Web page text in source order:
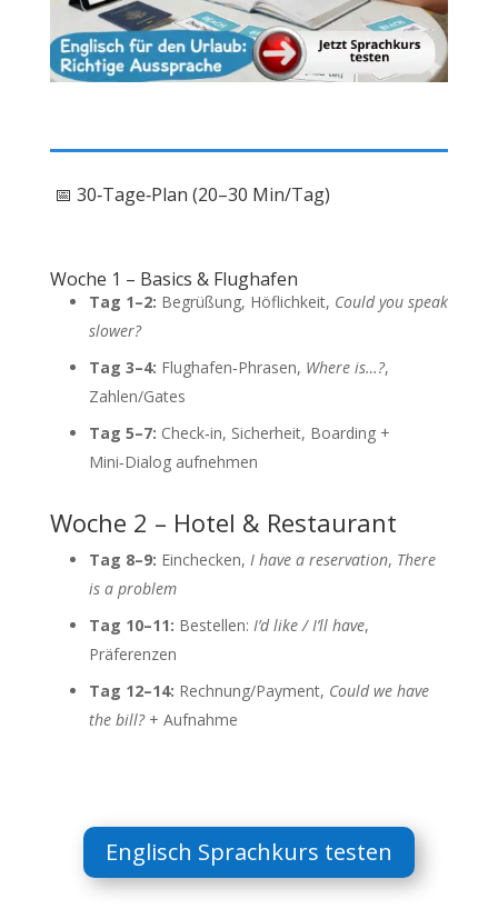
📅 30‑Tage‑Plan (20–30 Min/Tag)
Woche 1 – Basics & Flughafen
Tag 1–2: Begrüßung, Höflichkeit, Could you speak
slower?
Tag 3–4: Flughafen‑Phrasen, Where is…?,
Zahlen/Gates
Tag 5–7: Check‑in, Sicherheit, Boarding +
Mini‑Dialog aufnehmen
Woche 2 – Hotel & Restaurant
Tag 8–9: Einchecken, I have a reservation, There
is a problem
Tag 10–11: Bestellen: I’d like / I’ll have,
Präferenzen
Tag 12–14: Rechnung/Payment, Could we have
the bill?+ Aufnahme
Englisch Sprachkurs testen